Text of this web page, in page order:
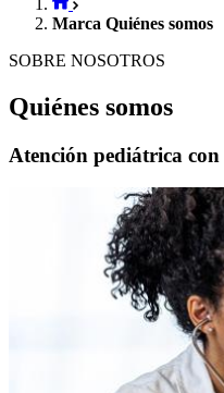
Marca Quiénes somos
SOBRE NOSOTROS
Quiénes somos
Atención pediátrica